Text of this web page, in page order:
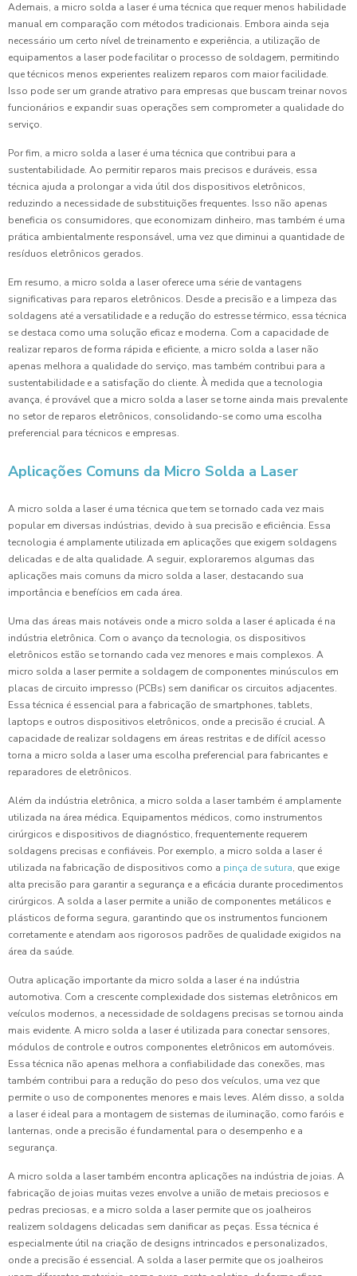
Ademais, a micro solda a laser é uma técnica que requer menos habilidade
manual em comparação com métodos tradicionais. Embora ainda seja
necessário um certo nível de treinamento e experiência, a utilização de
equipamentos a laser pode facilitar o processo de soldagem, permitindo
que técnicos menos experientes realizem reparos com maior facilidade.
Isso pode ser um grande atrativo para empresas que buscam treinar novos
funcionários e expandir suas operações sem comprometer a qualidade do
serviço.
Por fim, a micro solda a laser é uma técnica que contribui para a
sustentabilidade. Ao permitir reparos mais precisos e duráveis, essa
técnica ajuda a prolongar a vida útil dos dispositivos eletrônicos,
reduzindo a necessidade de substituições frequentes. Isso não apenas
beneficia os consumidores, que economizam dinheiro, mas também é uma
prática ambientalmente responsável, uma vez que diminui a quantidade de
resíduos eletrônicos gerados.
Em resumo, a micro solda a laser oferece uma série de vantagens
significativas para reparos eletrônicos. Desde a precisão e a limpeza das
soldagens até a versatilidade e a redução do estresse térmico, essa técnica
se destaca como uma solução eficaz e moderna. Com a capacidade de
realizar reparos de forma rápida e eficiente, a micro solda a laser não
apenas melhora a qualidade do serviço, mas também contribui para a
sustentabilidade e a satisfação do cliente. À medida que a tecnologia
avança, é provável que a micro solda a laser se torne ainda mais prevalente
no setor de reparos eletrônicos, consolidando-se como uma escolha
preferencial para técnicos e empresas.
Aplicações Comuns da Micro Solda a Laser
A micro solda a laser é uma técnica que tem se tornado cada vez mais
popular em diversas indústrias, devido à sua precisão e eficiência. Essa
tecnologia é amplamente utilizada em aplicações que exigem soldagens
delicadas e de alta qualidade. A seguir, exploraremos algumas das
aplicações mais comuns da micro solda a laser, destacando sua
importância e benefícios em cada área.
Uma das áreas mais notáveis onde a micro solda a laser é aplicada é na
indústria eletrônica. Com o avanço da tecnologia, os dispositivos
eletrônicos estão se tornando cada vez menores e mais complexos. A
micro solda a laser permite a soldagem de componentes minúsculos em
placas de circuito impresso (PCBs) sem danificar os circuitos adjacentes.
Essa técnica é essencial para a fabricação de smartphones, tablets,
laptops e outros dispositivos eletrônicos, onde a precisão é crucial. A
capacidade de realizar soldagens em áreas restritas e de difícil acesso
torna a micro solda a laser uma escolha preferencial para fabricantes e
reparadores de eletrônicos.
Além da indústria eletrônica, a micro solda a laser também é amplamente
utilizada na área médica. Equipamentos médicos, como instrumentos
cirúrgicos e dispositivos de diagnóstico, frequentemente requerem
soldagens precisas e confiáveis. Por exemplo, a micro solda a laser é
utilizada na fabricação de dispositivos como a pinça de sutura, que exige
alta precisão para garantir a segurança e a eficácia durante procedimentos
cirúrgicos. A solda a laser permite a união de componentes metálicos e
plásticos de forma segura, garantindo que os instrumentos funcionem
corretamente e atendam aos rigorosos padrões de qualidade exigidos na
área da saúde.
Outra aplicação importante da micro solda a laser é na indústria
automotiva. Com a crescente complexidade dos sistemas eletrônicos em
veículos modernos, a necessidade de soldagens precisas se tornou ainda
mais evidente. A micro solda a laser é utilizada para conectar sensores,
módulos de controle e outros componentes eletrônicos em automóveis.
Essa técnica não apenas melhora a confiabilidade das conexões, mas
também contribui para a redução do peso dos veículos, uma vez que
permite o uso de componentes menores e mais leves. Além disso, a solda
a laser é ideal para a montagem de sistemas de iluminação, como faróis e
lanternas, onde a precisão é fundamental para o desempenho e a
segurança.
A micro solda a laser também encontra aplicações na indústria de joias. A
fabricação de joias muitas vezes envolve a união de metais preciosos e
pedras preciosas, e a micro solda a laser permite que os joalheiros
realizem soldagens delicadas sem danificar as peças. Essa técnica é
especialmente útil na criação de designs intrincados e personalizados,
onde a precisão é essencial. A solda a laser permite que os joalheiros